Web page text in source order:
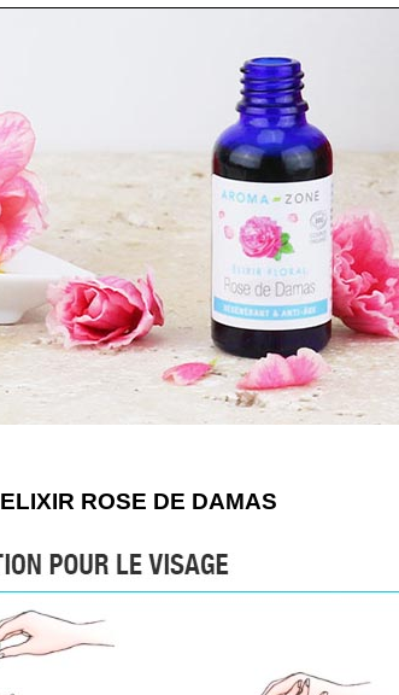
ELIXIR ROSE DE DAMAS